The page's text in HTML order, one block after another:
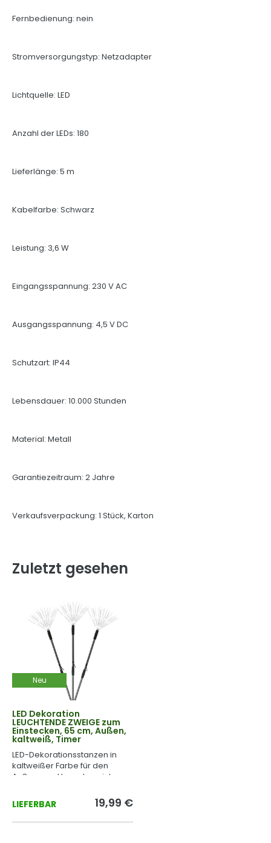
Fernbedienung: nein
Stromversorgungstyp: Netzadapter
Lichtquelle: LED
Anzahl der LEDs: 180
Lieferlänge: 5 m
Kabelfarbe: Schwarz
Leistung: 3,6 W
Eingangsspannung: 230 V AC
Ausgangsspannung: 4,5 V DC
Schutzart: IP44
Lebensdauer: 10.000 Stunden
Material: Metall
Garantiezeitraum: 2 Jahre
Verkaufsverpackung: 1 Stück, Karton
Zuletzt gesehen
Neu
LED Dekoration
LEUCHTENDE ZWEIGE zum
Einstecken, 65 cm, Außen,
kaltweiß, Timer
LED-Dekorationsstanzen in
kaltweißer Farbe für den
Außen- und Innenbereich.
LIEFERBAR 19,99 €